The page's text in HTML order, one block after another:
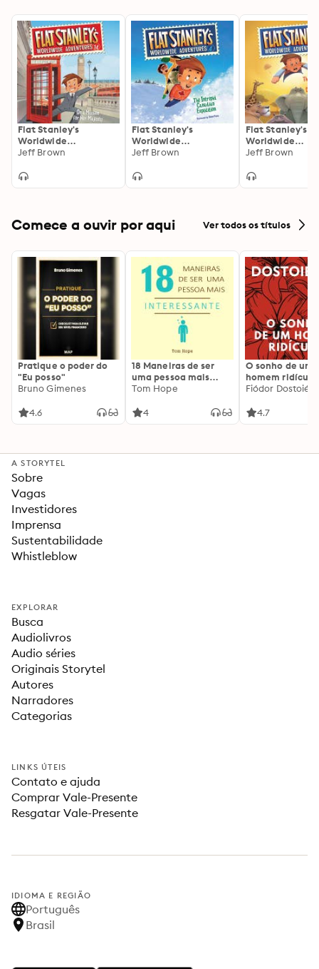
Flat Stanley's
Worldwide
Adventures #14: On a
Majesty
Jeff Brown
Flat Stanley's
Worldwide
Adventures #4: The
Expedition UAB
Jeff Brown
Flat Stanley's
Worldwide
Adventures #6:
Discovery
Jeff Brown
Comece a ouvir por aqui Ver todos os títulos
Pratique o poder do
"Eu posso"
Bruno Gimenes
4.6
18 Maneiras de ser
uma pessoa mais
interessante
Tom Hope
4
O sonho de um
homem ridículo
Fiódor
4.7
A STORYTEL
Sobre
Vagas
Investidores
Imprensa
Sustentabilidade
Whistleblow
EXPLORAR
Busca
Audiolivros
Audio séries
Originais Storytel
Autores
Narradores
Categorias
LINKS ÚTEIS
Contato e ajuda
Comprar Vale-Presente
Resgatar Vale-Presente
IDIOMA E REGIÃO
Português
Brasil